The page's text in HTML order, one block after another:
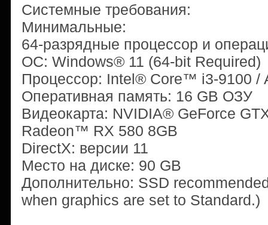
Системные требования:
Минимальные:
64-разрядные процессор и
ОС: Windows® 11 (64-bit Required)
Процессор: Intel® Core™ i3-9100 /
Оперативная память: 16 GB ОЗУ
Видеокарта: NVIDIA® GeForce
Radeon™ RX 580 8GB
DirectX: версии 11
Место на диске: 90 GB
Дополнительно: SSD
when graphics are set to Standard.)